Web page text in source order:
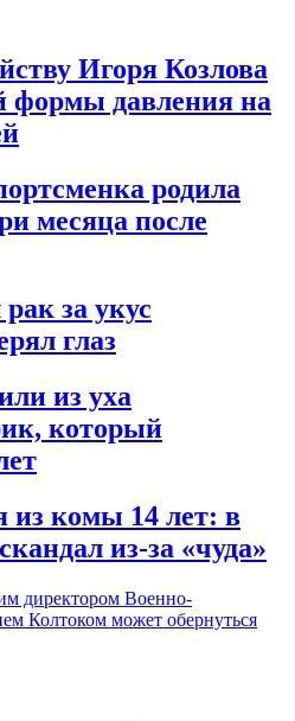
Игоря Козлова
формы давления на
родила
месяца после
за укус
глаз
из уха
который
из комы 14 лет: в
из-за «чуда»
директором Военно-
Колтоком может обернуться